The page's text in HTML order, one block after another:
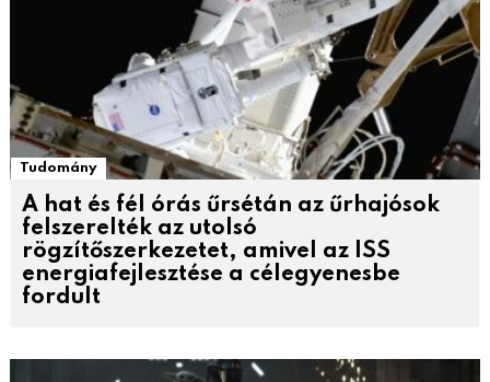
Tudomány
A hat és fél órás űrsétán az űrhajósok
felszerelték az utolsó
rögzítőszerkezetet, amivel az ISS
energiafejlesztése a célegyenesbe
fordult